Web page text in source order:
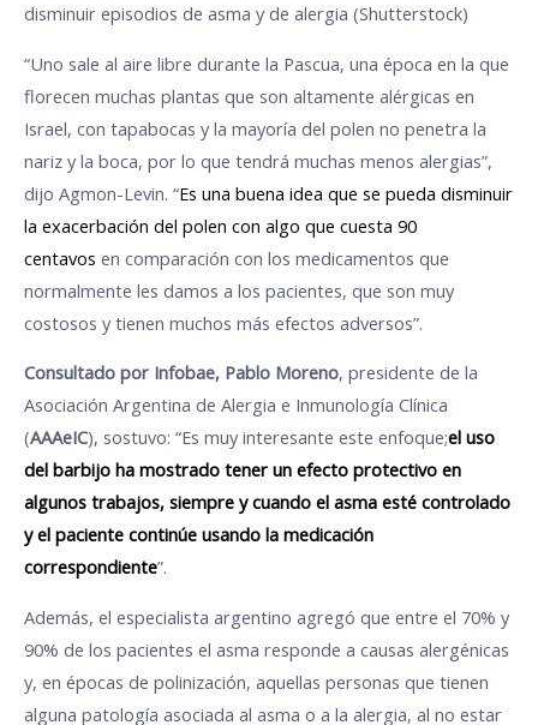
disminuir episodios de asma y de alergia (Shutterstock)
“Uno sale al aire libre durante la Pascua, una época en la que
florecen muchas plantas que son altamente alérgicas en
Israel, con tapabocas y la mayoría del polen no penetra la
nariz y la boca, por lo que tendrá muchas menos alergias”,
dijo Agmon-Levin. “Es una buena idea que se pueda disminuir
la exacerbación del polen con algo que cuesta 90
centavos en comparación con los medicamentos que
normalmente les damos a los pacientes, que son muy
costosos y tienen muchos más efectos adversos”.
Consultado por Infobae, Pablo Moreno, presidente de la
Asociación Argentina de Alergia e Inmunología Clínica
(AAAeIC), sostuvo: “Es muy interesante este enfoque;el uso
del barbijo ha mostrado tener un efecto protectivo en
algunos trabajos, siempre y cuando el asma esté controlado
y el paciente continúe usando la medicación
correspondiente”.
Además, el especialista argentino agregó que entre el 70% y
90% de los pacientes el asma responde a causas alergénicas
y, en épocas de polinización, aquellas personas que tienen
alguna patología asociada al asma o a la alergia, al no estar